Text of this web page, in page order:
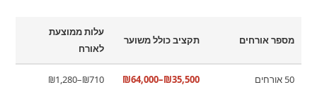
מספר אורחים תקציב כולל משוער
עלות ממוצעת
לאורח
₪35,500–₪64,000
₪710–₪1,280